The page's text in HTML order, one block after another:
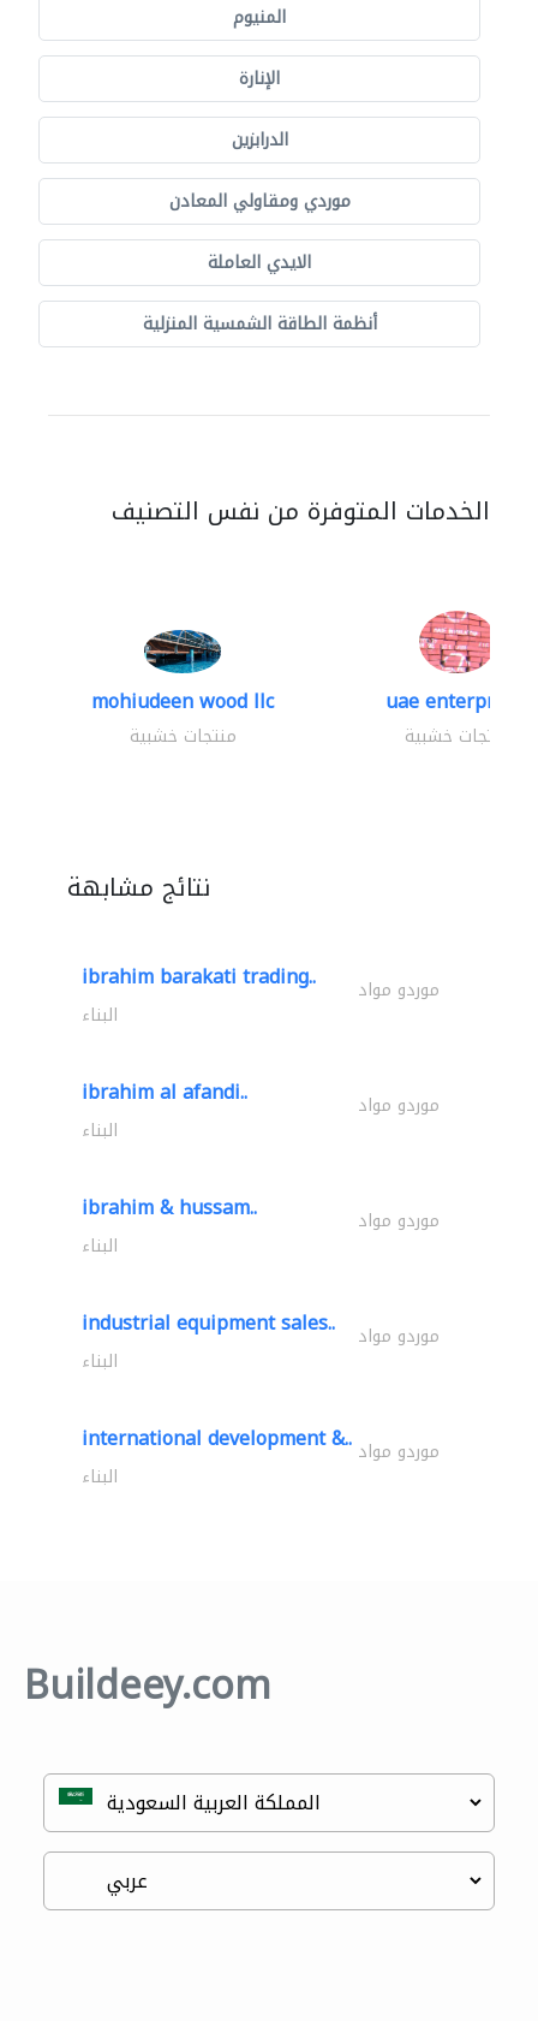
المنيوم
الإنارة
الدرابزين
موردي ومقاولي المعادن
الايدي العاملة
أنظمة الطاقة الشمسية المنزلية
الخدمات المتوفرة من نفس التصنيف
mohiudeen wood llc
منتجات خشبية
uae enterprises
منتجات خشبية
نتائج مشابهة
ibrahim barakati trading.. موردو مواد
البناء
ibrahim al afandi.. موردو مواد
البناء
ibrahim & hussam.. موردو مواد
البناء
industrial equipment sales.. موردو مواد
البناء
international development &.. موردو مواد
البناء
Buildeey.com